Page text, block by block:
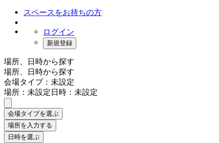
スペースをお持ちの方
ログイン
新規登録
場所、日時から探す
場所、日時から探す
会場タイプ：未設定
場所：未設定日時：未設定
会場タイプを選ぶ
場所を入力する
日時を選ぶ